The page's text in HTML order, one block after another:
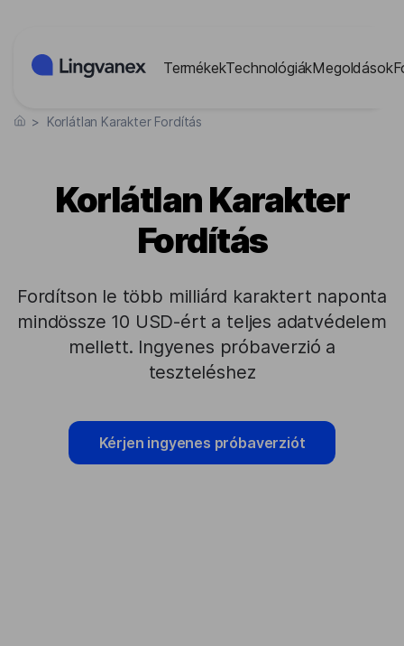
TermékekTechnológiákMegoldások
> Korlátlan Karakter Fordítás
Korlátlan Karakter
Fordítás
Fordítson le több milliárd karaktert naponta
mindössze 10 USD-ért a teljes adatvédelem
mellett. Ingyenes próbaverzió a
teszteléshez
Kérjen ingyenes próbaverziót